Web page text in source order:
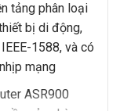
tảng phân loại
bị di động,
1588, và có
mạng
ASR900